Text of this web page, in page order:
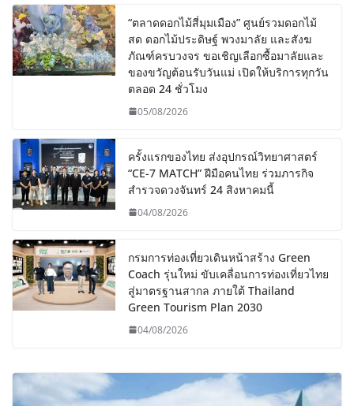
“ตลาดดอกไม้สี่มุมเมือง” ศูนย์รวมดอกไม้
สด ดอกไม้ประดิษฐ์ พวงมาลัย และสังฆ
ภัณฑ์ครบวงจร ขอเชิญเลือกซื้อมาลัยและ
ของขวัญต้อนรับวันแม่ เปิดให้บริการทุกวัน
ตลอด 24 ชั่วโมง
05/08/2026
ครั้งแรกของไทย ส่งอุปกรณ์วิทยาศาสตร์
“CE-7 MATCH” ฝีมือคนไทย ร่วมภารกิจ
สำรวจดวงจันทร์ 24 สิงหาคมนี้
04/08/2026
กรมการท่องเที่ยวเดินหน้าสร้าง Green
Coach รุ่นใหม่ ขับเคลื่อนการท่องเที่ยวไทย
สู่มาตรฐานสากล ภายใต้ Thailand
Green Tourism Plan 2030
04/08/2026